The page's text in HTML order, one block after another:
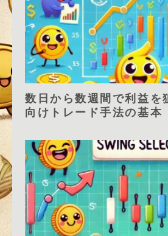
数日から数週間で利益を
向けトレード手法の基本